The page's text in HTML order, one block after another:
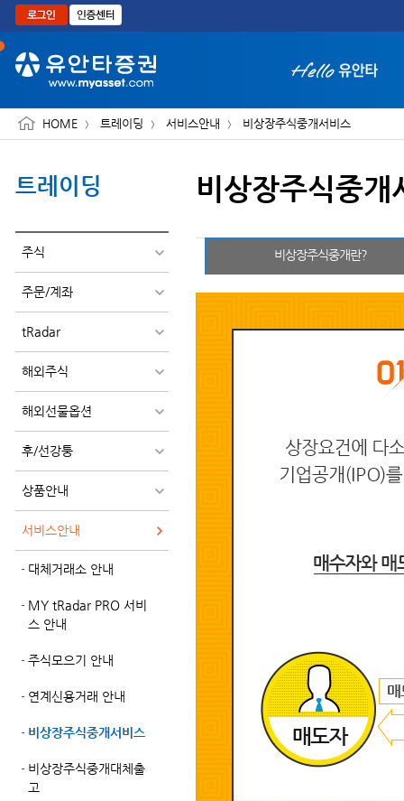
본문으로 바로가기
HOME 트레이딩 서비스안내 비상장주식중개서비스
트레이딩
주식
주문/계좌
tRadar
해외주식
해외선물옵션
후/선강퉁
상품안내
서비스안내
대체거래소 안내
MY tRadar PRO 서비
스 안내
주식모으기 안내
연계신용거래 안내
비상장주식중개서비스
비상장주식중개대체출
고
비상장주식중개
비상장주식중개란?